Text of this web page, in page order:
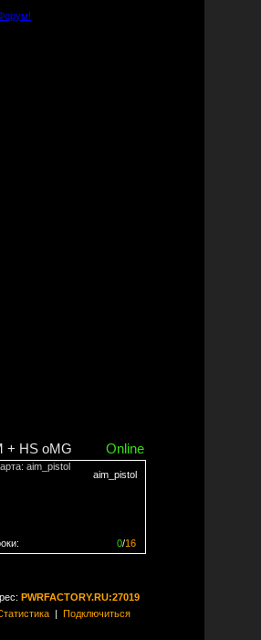
+ HS oMG Online
aim_pistol
0/16
PWRFACTORY.RU:27019
| Подключиться